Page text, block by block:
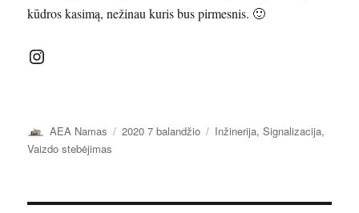
kūdros kasimą, nežinau kuris bus pirmesnis. 🙂
Galite sekti mus Instagram. 🙂
Autorius
AEA Namas Paskelbta
2020 7 balandžio Kategorijos
Inžinerija,Signalizacija,
Vaizdo stebėjimas